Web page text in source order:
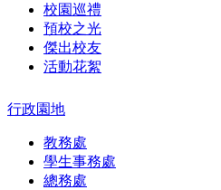
校園巡禮
預校之光
傑出校友
活動花絮
行政園地
教務處
學生事務處
總務處